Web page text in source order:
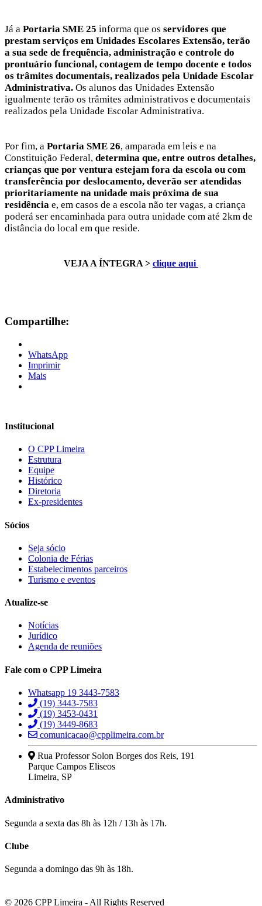
Já a Portaria SME 25 informa que os servidores que
prestam serviços em Unidades Escolares Extensão, terão
a sua sede de frequência, administração e controle do
prontuário funcional, contagem de tempo docente e todos
os trâmites documentais, realizados pela Unidade Escolar
Administrativa. Os alunos das Unidades Extensão
igualmente terão os trâmites administrativos e documentais
realizados pela Unidade Escolar Administrativa.
Por fim, a Portaria SME 26, amparada em leis e na
Constituição Federal, determina que, entre outros detalhes,
crianças que por ventura estejam fora da escola ou com
transferência por deslocamento, deverão ser atendidas
prioritariamente na unidade mais próxima de sua
residência e, em casos de a escola não ter vagas, a criança
poderá ser encaminhada para outra unidade com até 2km de
distância do local em que reside.
VEJA A ÍNTEGRA > clique aqui
Compartilhe:
WhatsApp
Imprimir
Mais
Institucional
O CPP Limeira
Estrutura
Equipe
Histórico
Diretoria
Ex-presidentes
Sócios
Seja sócio
Colonia de Férias
Estabelecimentos parceiros
Turismo e eventos
Atualize-se
Notícias
Jurídico
Agenda de reuniões
Fale com o CPP Limeira
Whatsapp 19 3443-7583
(19) 3443-7583
(19) 3453-0431
(19) 3449-8683
comunicacao@cpplimeira.com.br
Rua Professor Solon Borges dos Reis, 191
Parque Campos Eliseos
Limeira, SP
Administrativo
Segunda a sexta das 8h às 12h / 13h às 17h.
Clube
Segunda a domingo das 9h às 18h.
© 2026 CPP Limeira - All Rights Reserved